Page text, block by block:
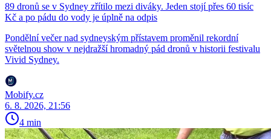
89 dronů se v Sydney zřítilo mezi diváky. Jeden stojí přes 60 tisíc
Kč a po pádu do vody je úplně na odpis
Pondělní večer nad sydneyským přístavem proměnil rekordní
světelnou show v nejdražší hromadný pád dronů v historii festivalu
Vivid Sydney.
Mobify.cz
6. 8. 2026, 21:56
4 min